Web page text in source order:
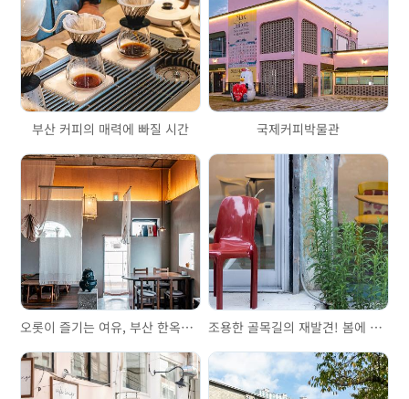
부산 커피의 매력에 빠질 시간 국제커피박물관
오롯이 즐기는 여유, 부산 한옥카페 3선 조용한 골목길의 재발견! 봄에 만나는 민락동 카페골목